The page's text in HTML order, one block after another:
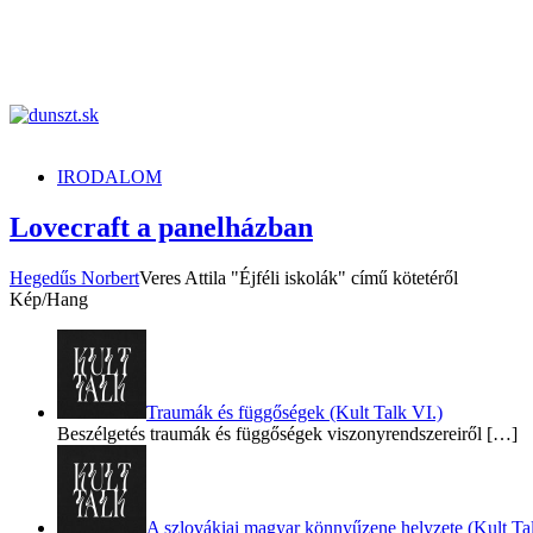
IRODALOM
Lovecraft a panelházban
Hegedűs NorbertVeres Attila "Éjféli iskolák" című kötetéről
Kép/Hang
Traumák és függőségek (Kult Talk VI.)
Beszélgetés traumák és függőségek viszonyrendszereiről […]
A szlovákiai magyar könnyűzene helyzete (Kult